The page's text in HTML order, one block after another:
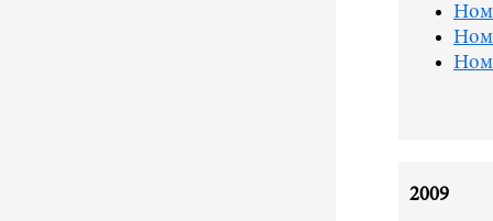
2009